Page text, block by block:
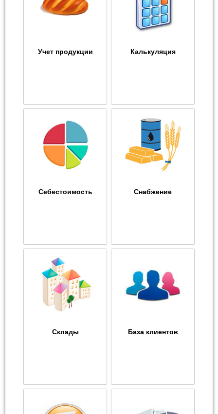
Учет продукции Калькуляция
Себестоимость Снабжение
Склады База клиентов